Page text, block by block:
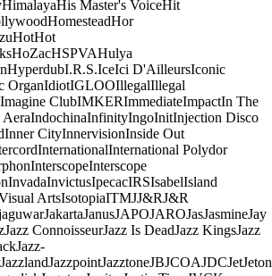
HimalayaHis Master's VoiceHit
HomesteadHor
HotHot
HoZacHSPVAHulya
HyperdubI.R.S.IceIci D'AilleursIconic
OrganIdiotIGLOOIllegalIllegal
Imagine ClubIMKERImmediateImpactIn The
IndochinaInfinityIngoInitInjection Disco
Inner CityInnervisionInside Out
InternationalInternational Polydor
InterscopeInterscope
InvadaInvictusIpecacIRSIsabelIsland
ArtsIsotopiaITMJJ&RJ&R
JakartaJanusJAPOJAROJasJasmineJay
Jazz ConnoisseurJazz Is DeadJazz KingsJazz
Jazz-
JazzlandJazzpointJazztoneJBJCOAJDCJetJeton